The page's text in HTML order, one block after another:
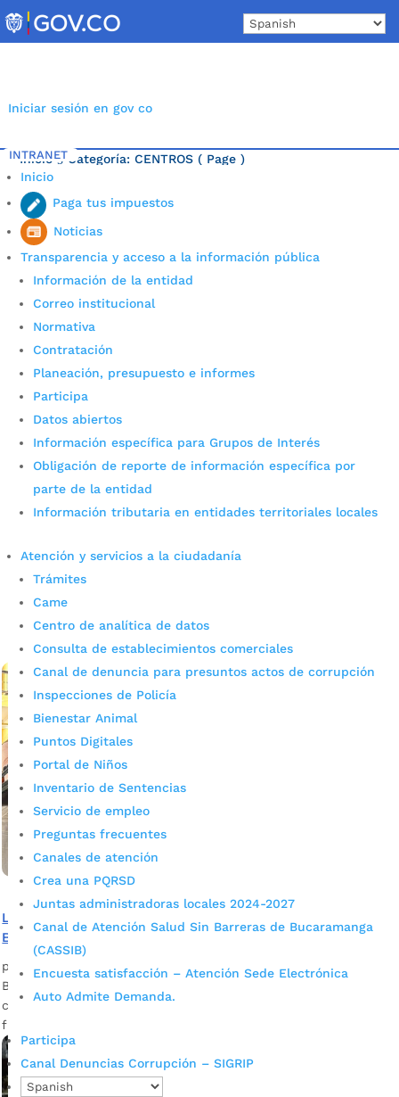
to
content
Iniciar sesión en gov co
INTRANET
Inicio
Paga tus impuestos
Noticias
Transparencia y acceso a la información pública
Información de la entidad
Correo institucional
Normativa
Contratación
Planeación, presupuesto e informes
Participa
Datos abiertos
Información específica para Grupos de Interés
Obligación de reporte de información específica por
parte de la entidad
Información tributaria en entidades territoriales locales
Atención y servicios a la ciudadanía
Trámites
Came
Centro de analítica de datos
Consulta de establecimientos comerciales
Canal de denuncia para presuntos actos de corrupción
Inspecciones de Policía
Bienestar Animal
Puntos Digitales
Portal de Niños
Inventario de Sentencias
Servicio de empleo
Preguntas frecuentes
Canales de atención
Crea una PQRSD
Juntas administradoras locales 2024-2027
Canal de Atención Salud Sin Barreras de Bucaramanga
(CASSIB)
Encuesta satisfacción – Atención Sede Electrónica
Auto Admite Demanda.
Participa
Canal Denuncias Corrupción – SIGRIP
Inicio 5 Categoría: CENTROS ( Page )
Última noticia.
Así será la recolección de
ayudas para Venezuela desde
Bucaramanga
poradmin_prensa| Jun 26, 2026|Noticias
Bucaramanga se une en solidaridad con Venezuela e
horas en Venezuela y a las...
leer más
La zona rural también construye el futuro de
Bucaramanga
por admin_prensa|Mar 3, 2026
Noticias
Bucaramanga sigue demostrando que la participación
ciudadana es el eje fundamental en la construcción de su
futuro. En el Centro Cultural del...